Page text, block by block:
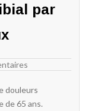
par
douleurs
de 65 ans.